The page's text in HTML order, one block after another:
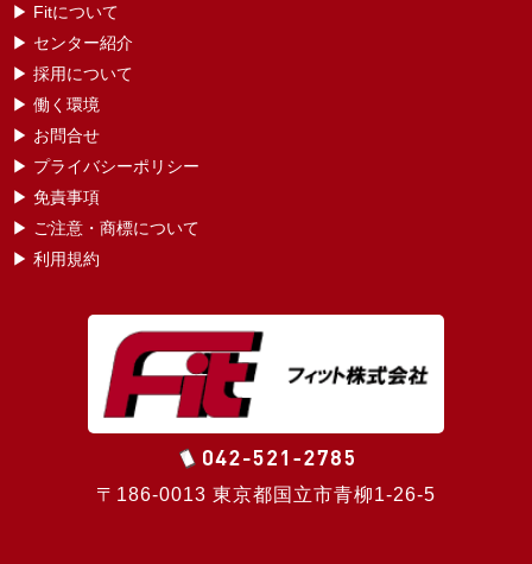
▶ ︎Fitについて
▶ センター紹介
▶ 採用について
▶ 働く環境
▶ お問合せ
▶ プライバシーポリシー
▶ 免責事項
▶ ご注意・商標について
▶ 利用規約
〒186-0013 東京都国立市青柳1-26-5